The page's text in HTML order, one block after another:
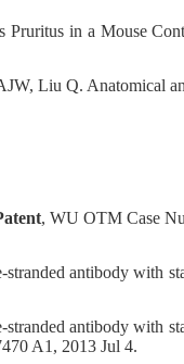
in a Mouse
Liu Q. Anatomical
, WU OTM Case
antibody with
antibody with
A1, 2013 Jul 4.